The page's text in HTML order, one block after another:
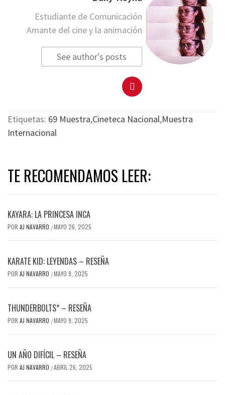
Estudiante de Comunicación
Amante del cine y la animación
See author's posts
Etiquetas: 69 Muestra,Cineteca Nacional,Muestra
Internacional
TE RECOMENDAMOS LEER:
KAYARA: LA PRINCESA INCA
POR AJ NAVARRO /MAYO 26, 2025
KARATE KID: LEYENDAS – RESEÑA
POR AJ NAVARRO /MAYO 9, 2025
THUNDERBOLTS* – RESEÑA
POR AJ NAVARRO /MAYO 9, 2025
UN AÑO DIFÍCIL – RESEÑA
POR AJ NAVARRO /ABRIL 26, 2025